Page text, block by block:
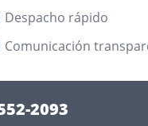
Despacho rápido
Comunicación
2093